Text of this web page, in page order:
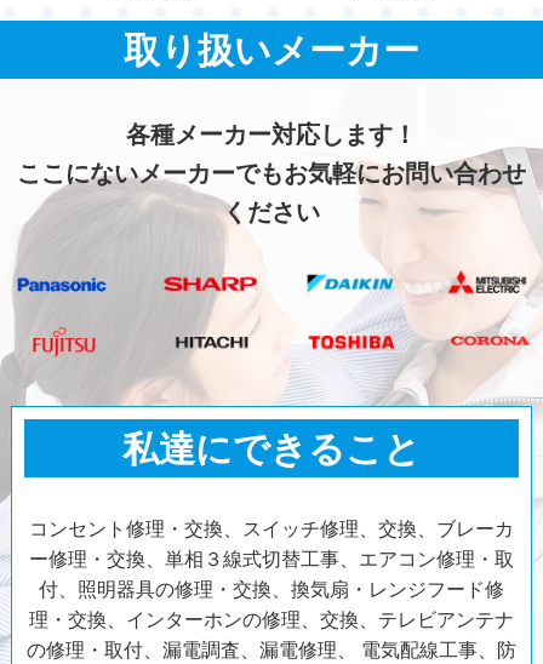
取り扱いメーカー
各種メーカー対応します！
ここにないメーカーでもお気軽にお問い合わせ
ください
私達にできること
コンセント修理・交換、スイッチ修理、交換、ブレーカ
ー修理・交換、単相３線式切替工事、エアコン修理・取
付、照明器具の修理・交換、換気扇・レンジフード修
理・交換、インターホンの修理、交換、テレビアンテナ
の修理・取付、漏電調査、漏電修理、 電気配線工事、防